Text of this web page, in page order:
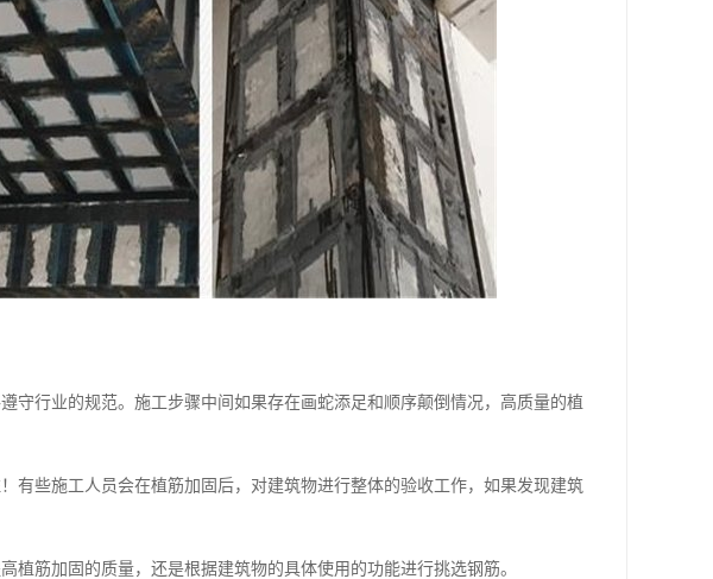
守行业的规范。施工步骤中间如果存在画蛇添足和顺序颠倒情况，高质量的植
有些施工人员会在植筋加固后，对建筑物进行整体的验收工作，如果发现建筑
筋加固的质量，还是根据建筑物的具体使用的功能进行挑选钢筋。